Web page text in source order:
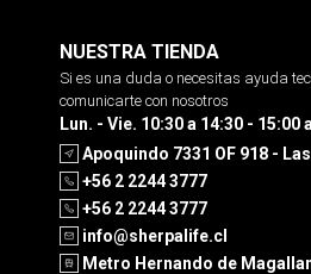
NUESTRA TIENDA
Si es una duda o necesitas ayuda
comunicarte con nosotros
Lun. - Vie. 10:30 a 14:30 - 15:00
Apoquindo 7331 OF 918 -
+56 2 2244 3777
+56 2 2244 3777
info@sherpalife.cl
Metro Hernando de